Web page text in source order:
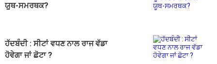
ਯੂਥ-ਸਮਰਥਕ?
ਹੱਦਬੰਦੀ : ਸੀਟਾਂ ਵਧਣ ਨਾਲ ਰਾਜ ਵੱਡਾ
ਹੋਵੇਗਾ ਜਾਂ ਛੋਟਾ ?